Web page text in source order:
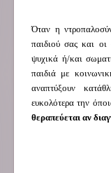
Όταν η
παιδιού σας και οι
ψυχικά ή/και
παιδιά με
αναπτύξουν
ευκολότερα την
θεραπεύεται αν